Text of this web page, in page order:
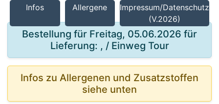
Infos Allergene
Impressum/Datenschutz
(V.2026)
Bestellung für Freitag, 05.06.2026 für
Lieferung: , / Einweg Tour
Infos zu Allergenen und Zusatzstoffen
siehe unten